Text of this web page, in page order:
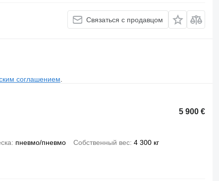
Связаться с продавцом
соглашением
5 900 €
пневмо/пневмо Собственный вес 4 300 кг